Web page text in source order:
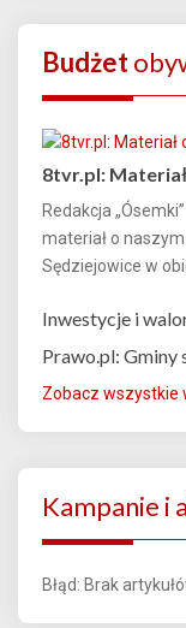
Budżet
8tvr.pl:
Redakcja
materiał o
Sędziejowice w
Inwestycje i
Prawo.pl: Gminy
Zobacz wszystkie
Kampanie i
Błąd: Brak